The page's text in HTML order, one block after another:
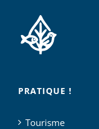
PRATIQUE !
Tourisme